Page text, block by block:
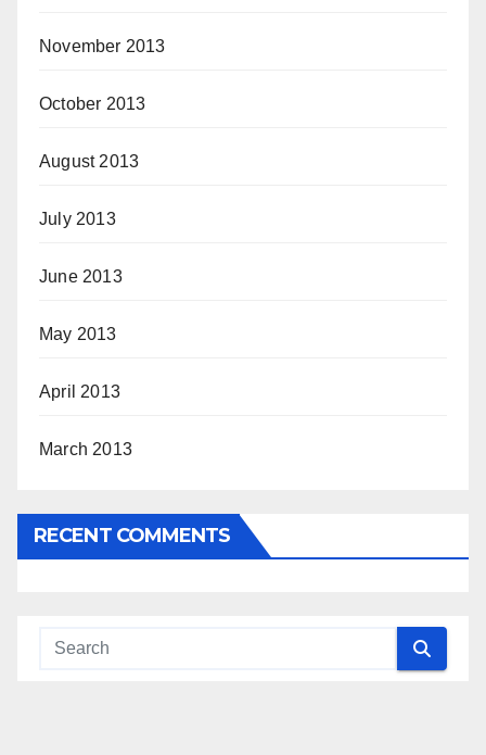
November 2013
October 2013
August 2013
July 2013
June 2013
May 2013
April 2013
March 2013
RECENT COMMENTS